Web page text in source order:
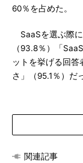
60％を占めた。
SaaSを選ぶ際に
（93.8％）「
ットを挙げる回
さ」（95.1％）だ
関連記事